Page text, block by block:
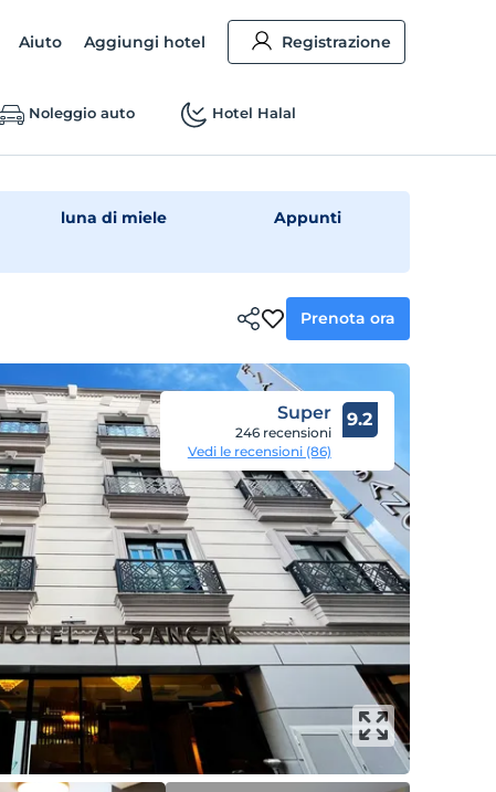
Aiuto Aggiungi hotel Registrazione
Noleggio auto Hotel Halal
luna di miele Appunti
Prenota ora
Super
246 recensioni
Vedi le recensioni (86)
9.2